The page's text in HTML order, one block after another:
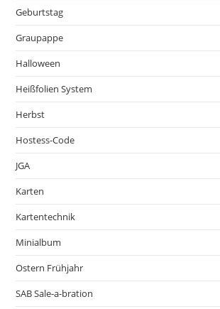
Geburtstag
Graupappe
Halloween
Heißfolien System
Herbst
Hostess-Code
JGA
Karten
Kartentechnik
Minialbum
Ostern Frühjahr
SAB Sale-a-bration